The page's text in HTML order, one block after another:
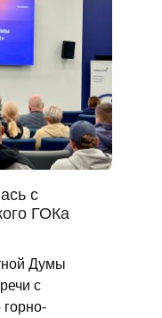
с
ГОКа
Думы
с
горно-